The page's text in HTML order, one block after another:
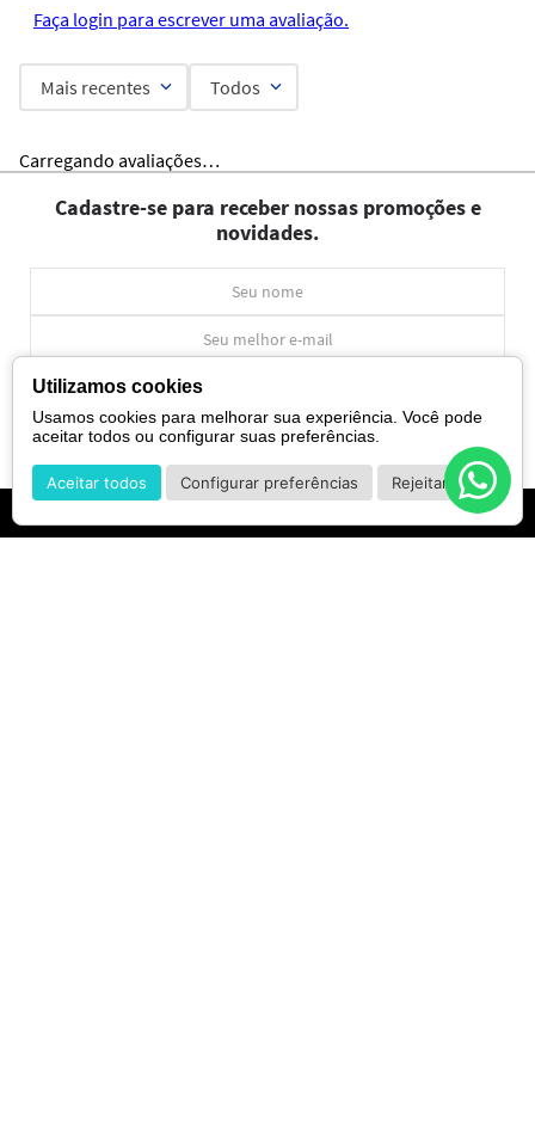
Faça login para escrever uma avaliação.
Mais recentes Todos
Carregando avaliações…
Cadastre-se para receber nossas promoções e
novidades.
política de privacidade.
Utilizamos cookies
Usamos cookies para melhorar sua experiência. Você pode
aceitar todos ou configurar suas preferências.
Aceitar todos Configurar preferências Rejeitar